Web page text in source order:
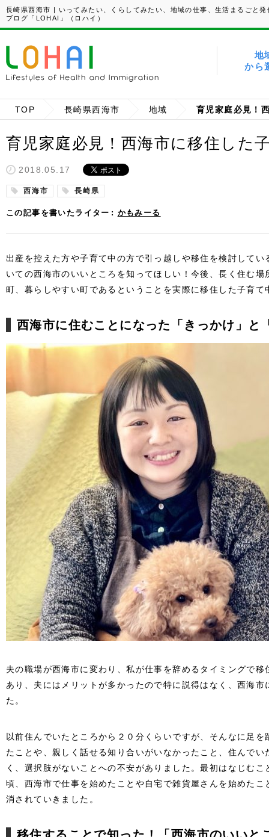
長崎県西海市 | いってみたい、くらしてみたい、地域の仕事、生活まるごと発
ブログ「LOHAI」（ロハイ）
地
から
TOP 長崎県西海市 地域
育児家庭必見！西海市に移住した
2018.05.17
西海市 長崎県
この記事を書いたライター かもみーる
出産を控えた方や子育て中の方で引っ越しや移住を検討して
いての西海市のいいところを知ってほしい！今後、長く住む
町、暮らしやすい町であるということを実際に移住した子育
西海市に住むことになった「きっかけ」と
夫の職場が西海市に変わり、私が仕事を辞めるタイミングで
あり、夫にはメリットが多かったので特に説得はなく、西海
た。
以前住んでいたところから２０分くらいですが、そんなに足
たことや、親しく話せる知り合いがいなかったこと、住んで
く、選択肢がないことへの不安がありました。最初はなじむ
頃、西海市で仕事を始めたことや自宅で雑貨屋さんを始めた
消されていきました。